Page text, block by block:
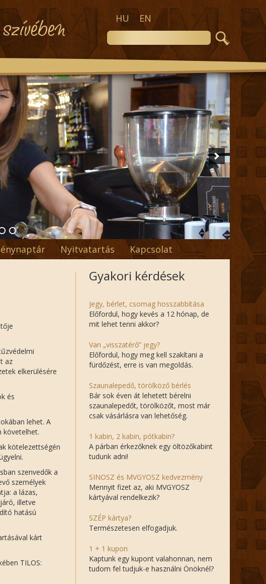
HU EN
Nyitvatartás Kapcsolat
az
elkerülésére
és
lehet. A
követelhet.
kötelezettségén
szenvedők a
személyek
a lázas,
illetve
hatású
kárt
TILOS:
Gyakori kérdések
Jegy, bérlet, csomag hosszabbítása
Előfordul, hogy kevés a 12 hónap, de
mit lehet tenni akkor?
Van „visszatérő” jegy?
Előfordul, hogy meg kell szakítani a
fürdőzést, erre is van megoldás.
Szaunalepedő, törölköző bérlés
Bár sok éven át lehetett bérelni
szaunalepedőt, törölközőt, most már
csak vásárlásra van lehetőség.
1 kabin, 2 kabin, pótkabin?
A párban érkezőknek egy öltözőkabint
tudunk adni!
SINOSZ és MVGYOSZ kedvezmény
Mennyit fizet az, aki MVGYOSZ
kártyával rendelkezik?
SZÉP kártya?
Természetesen elfogadjuk.
1 + 1 kupon
Kaptunk egy kupont valahonnan, nem
tudom fel tudjuk-e használni Önöknél?